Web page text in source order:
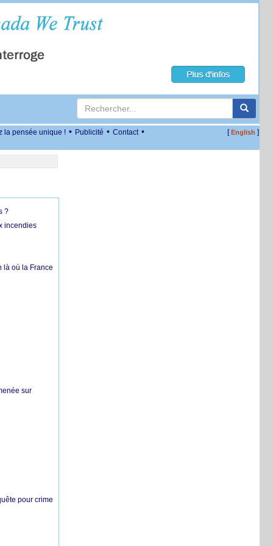
la pensée unique ! • Publicité • Contact • [English ]
?
incendies
là où la France
sur
pour crime